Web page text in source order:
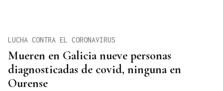
Mueren en Galicia nueve personas
diagnosticadas de covid, ninguna en
Ourense
LUCHA CONTRA EL CORONAVIRUS